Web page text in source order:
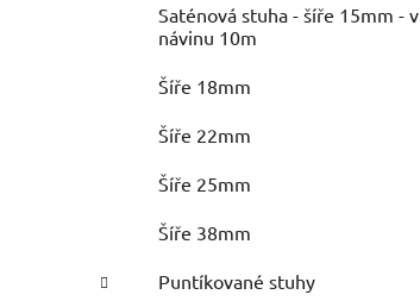
Saténová stuha - šíře 15mm - v
návinu 10m
Šíře 18mm
Šíře 22mm
Šíře 25mm
Šíře 38mm
Puntíkované stuhy